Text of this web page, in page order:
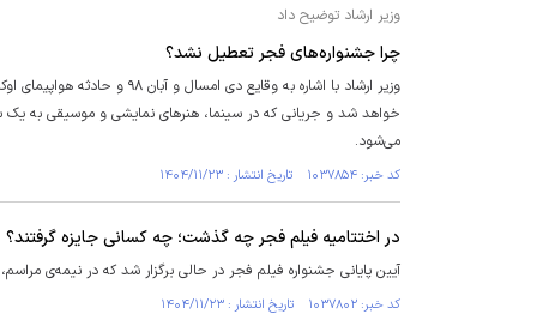
وزیر ارشاد توضیح داد
چرا جشنواره‌های فجر تعطیل نشد؟
وزیر ارشاد با اشاره به
خواهد شد و جریانی که در سینما، هنرهای نمایشی و موسیقی به
می‌شود.
کد خبر: ۱۰۳۷۸۵۴ تاریخ انتشار : ۱۴۰۴/۱۱/۲۳
در اختتامیه فیلم فجر چه گذشت؛ چه کسانی جایزه
آیین پایانی جشنواره فیلم فجر در حالی برگزار شد که در نیمه‌ی
کد خبر: ۱۰۳۷۸۰۲ تاریخ انتشار : ۱۴۰۴/۱۱/۲۳